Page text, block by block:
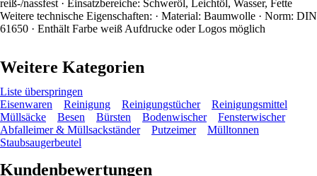
reiß-/nassfest · Einsatzbereiche: Schweröl, Leichtöl, Wasser, Fette
Weitere technische Eigenschaften: · Material: Baumwolle · Norm: DIN
61650 · Enthält Farbe weiß Aufdrucke oder Logos möglich
Weitere Kategorien
Liste überspringen
Eisenwaren
Reinigung Reinigungstücher
Reinigungsmittel
Müllsäcke
Besen Bürsten Bodenwischer
Fensterwischer
Abfalleimer & Müllsackständer
Putzeimer
Mülltonnen
Staubsaugerbeutel
Kundenbewertungen